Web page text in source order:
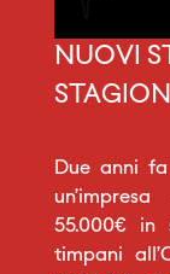
NUOVI
Due anni
55.000€ in
timpani